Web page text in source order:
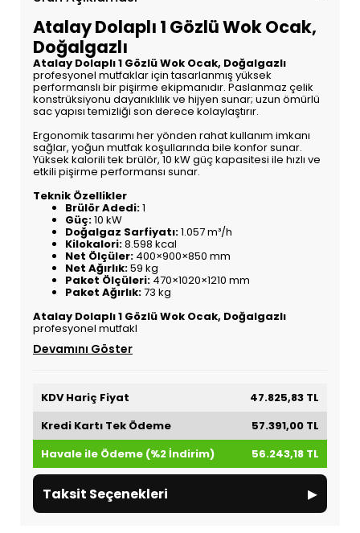
Atalay Dolaplı 1 Gözlü Wok Ocak,
Doğalgazlı
Atalay Dolaplı 1 Gözlü Wok Ocak, Doğalgazlı
profesyonel mutfaklar için tasarlanmış yüksek
performanslı bir pişirme ekipmanıdır. Paslanmaz çelik
konstrüksiyonu dayanıklılık ve hijyen sunar; uzun ömürlü
sac yapısı temizliği son derece kolaylaştırır.
Ergonomik tasarımı her yönden rahat kullanım imkanı
sağlar, yoğun mutfak koşullarında bile konfor sunar.
Yüksek kalorili tek brülör, 10 kW güç kapasitesi ile hızlı ve
etkili pişirme performansı sunar.
Teknik Özellikler
Brülör Adedi:1
Güç:10 kW
Doğalgaz Sarfiyatı:1.057 m³/h
Kilokalori:8.598 kcal
Net Ölçüler:400×900×850 mm
Net Ağırlık:59 kg
Paket Ölçüleri:470×1020×1210 mm
Paket Ağırlık:73 kg
Atalay Dolaplı 1 Gözlü Wok Ocak, Doğalgazlı
profesyonel mutfakl
Devamını Göster
KDV Hariç Fiyat
47.825,83 TL
Kredi Kartı Tek Ödeme
57.391,00 TL
Havale ile Ödeme (%2 İndirim)
56.243,18 TL
Taksit Seçenekleri ▸